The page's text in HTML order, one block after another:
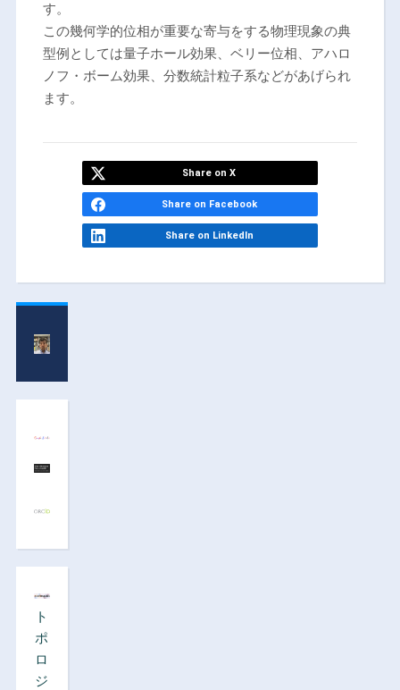
ト
ポ
ロ
ジ
す。
この幾何学的位相が重要な寄与をする物理現象の典
型例としては量子ホール効果、ベリー位相、アハロ
ノフ・ボーム効果、分数統計粒子系などがあげられ
ます。
Share on X
Share on Facebook
Share on LinkedIn